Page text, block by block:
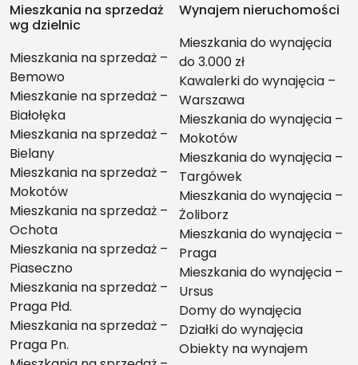
Mieszkania na sprzedaż
wg dzielnic
Mieszkania na sprzedaż –
Bemowo
Mieszkanie na sprzedaż –
Białołęka
Mieszkania na sprzedaż –
Bielany
Mieszkania na sprzedaż –
Mokotów
Mieszkania na sprzedaż –
Ochota
Mieszkania na sprzedaż –
Piaseczno
Mieszkania na sprzedaż –
Praga Płd.
Mieszkania na sprzedaż –
Praga Pn.
Wynajem nieruchomości
Mieszkania do wynajęcia
do 3.000 zł
Kawalerki do wynajęcia –
Warszawa
Mieszkania do wynajęcia –
Mokotów
Mieszkania do wynajęcia –
Targówek
Mieszkania do wynajęcia –
Żoliborz
Mieszkania do wynajęcia –
Praga
Mieszkania do wynajęcia –
Ursus
Domy do wynajęcia
Działki do wynajęcia
Obiekty na wynajem